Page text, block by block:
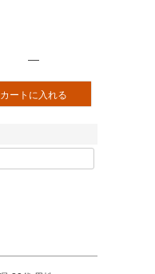
—
カートに入れる